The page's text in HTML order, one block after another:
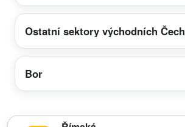
Ostatní sektory východních Čech
Bor